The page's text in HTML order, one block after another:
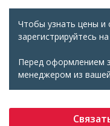
Чтобы узнать цены
зарегистрируйтесь
Перед оформлением
менеджером из